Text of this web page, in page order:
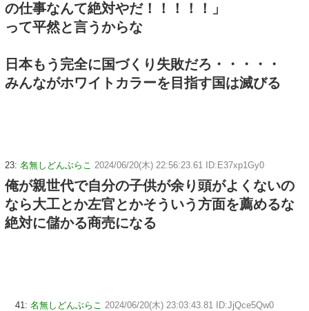
の仕事なんて絶対やだ！！！！！」
って平然と言うからな
日本もう完全に国づくり失敗だろ・・・・・
みんながホワイトカラーを目指す国は滅びる
23: 名無しどんぶらこ 2024/06/20(木) 22:56:23.61 ID:E37xp1Gy0
俺が親世代で自分の子供が余り頭がよくないの
なら大工とか左官とかそういう方面を薦めるな
絶対に儲かる商売になる
41: 名無しどんぶらこ 2024/06/20(木) 23:03:43.81 ID:JjQce5Qw0